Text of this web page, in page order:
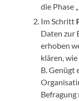
die Phase
Im Schritt
Daten zur
erhoben
klären,
B. Genügt